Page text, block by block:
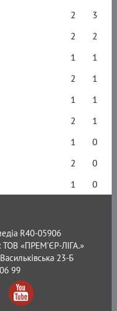
2
3
2
2
1
1
2
1
1
1
2
1
1
0
2
0
1 0
R40-05906
ТОВ «ПРЕМ’ЄР-ЛІГА.»
23-Б
99